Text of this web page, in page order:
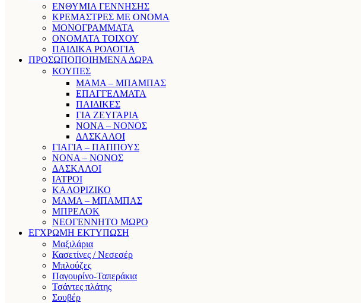
ΕΝΘΥΜΙΑ ΓΕΝΝΗΣΗΣ
ΚΡΕΜΑΣΤΡΕΣ ΜΕ ΟΝΟΜΑ
ΜΟΝΟΓΡΑΜΜΑΤΑ
ΟΝΟΜΑΤΑ ΤΟΙΧΟΥ
ΠΑΙΔΙΚΑ ΡΟΛΟΓΙΑ
ΠΡΟΣΩΠΟΠΟΙΗΜΕΝΑ ΔΩΡΑ
ΚΟΥΠΕΣ
ΜΑΜΑ – ΜΠΑΜΠΑΣ
ΕΠΑΓΓΕΛΜΑΤΑ
ΠΑΙΔΙΚΕΣ
ΓΙΑ ΖΕΥΓΑΡΙΑ
ΝΟΝΑ – ΝΟΝΟΣ
ΔΑΣΚΑΛΟΙ
ΓΙΑΓΙΑ – ΠΑΠΠΟΥΣ
ΝΟΝΑ – ΝΟΝΟΣ
ΔΑΣΚΑΛΟΙ
ΙΑΤΡΟΙ
ΚΑΛΟΡΙΖΙΚΟ
ΜΑΜΑ – ΜΠΑΜΠΑΣ
ΜΠΡΕΛΟΚ
ΝΕΟΓΕΝΝΗΤΟ ΜΩΡΟ
ΕΓΧΡΩΜΗ ΕΚΤΥΠΩΣΗ
Μαξιλάρια
Κασετίνες / Νεσεσέρ
Μπλούζες
Παγουρίνο-Ταπεράκια
Τσάντες πλάτης
Σουβέρ